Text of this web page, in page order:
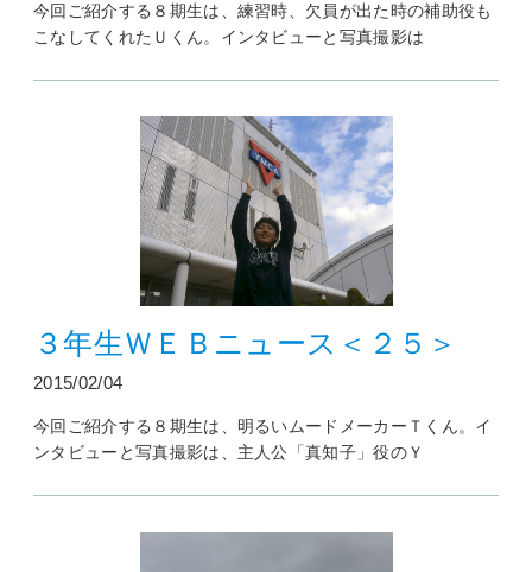
今回ご紹介する８期生は、練習時、欠員が出た時の補助役も
こなしてくれたＵくん。インタビューと写真撮影は
３年生ＷＥＢニュース＜２５＞
2015/02/04
今回ご紹介する８期生は、明るいムードメーカーＴくん。イ
ンタビューと写真撮影は、主人公「真知子」役のＹ